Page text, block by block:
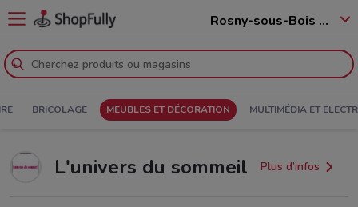
Rosny-sous-Bois - 93110
BRICOLAGE MEUBLES ET DÉCORATION MULTIMÉDIA ET
L'univers du sommeil Plus d’infos